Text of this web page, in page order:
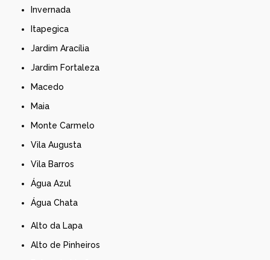
Invernada
Itapegica
Jardim Aracília
Jardim Fortaleza
Macedo
Maia
Monte Carmelo
Vila Augusta
Vila Barros
Água Azul
Água Chata
Alto da Lapa
Alto de Pinheiros